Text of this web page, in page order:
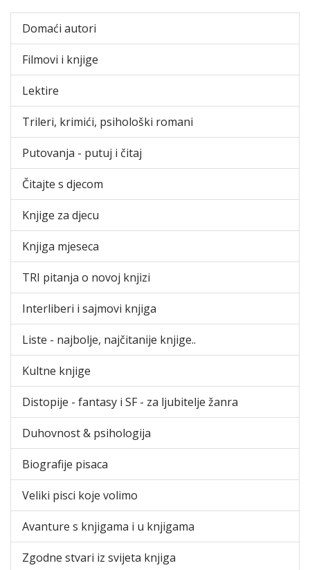
Domaći autori
Filmovi i knjige
Lektire
Trileri, krimići, psihološki romani
Putovanja - putuj i čitaj
Čitajte s djecom
Knjige za djecu
Knjiga mjeseca
TRI pitanja o novoj knjizi
Interliberi i sajmovi knjiga
Liste - najbolje, najčitanije knjige..
Kultne knjige
Distopije - fantasy i SF - za ljubitelje žanra
Duhovnost & psihologija
Biografije pisaca
Veliki pisci koje volimo
Avanture s knjigama i u knjigama
Zgodne stvari iz svijeta knjiga